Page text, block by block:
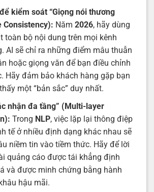
kiểm soát “Giọng nói thương
Consistency): Năm 2026, hãy dùng
toàn bộ nội dung trên mọi kênh
AI sẽ chỉ ra những điểm mâu thuẫn
hoặc giọng văn để bạn điều chỉnh
Hãy đảm bảo khách hàng gặp bạn
một “bản sắc” duy nhất.
nhận đa tầng” (Multi-layer
Trong NLP, việc lặp lại thông điệp
tế ở nhiều định dạng khác nhau sẽ
niềm tin vào tiềm thức. Hãy để lời
quảng cáo được tái khẳng định
và được minh chứng bằng hành
hậu mãi.